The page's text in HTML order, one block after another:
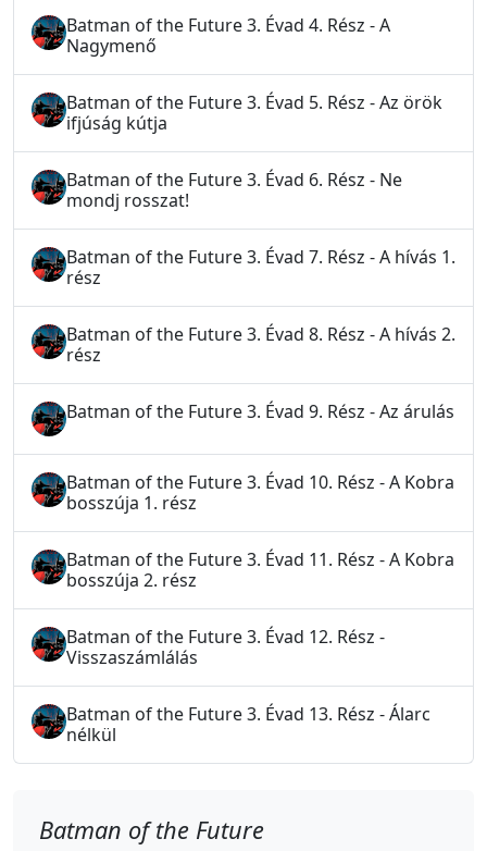
Batman of the Future 3. Évad 4. Rész - A
Nagymenő
Batman of the Future 3. Évad 5. Rész - Az örök
ifjúság kútja
Batman of the Future 3. Évad 6. Rész - Ne
mondj rosszat!
Batman of the Future 3. Évad 7. Rész - A hívás 1.
rész
Batman of the Future 3. Évad 8. Rész - A hívás 2.
rész
Batman of the Future 3. Évad 9. Rész - Az árulás
Batman of the Future 3. Évad 10. Rész - A Kobra
bosszúja 1. rész
Batman of the Future 3. Évad 11. Rész - A Kobra
bosszúja 2. rész
Batman of the Future 3. Évad 12. Rész -
Visszaszámlálás
Batman of the Future 3. Évad 13. Rész - Álarc
nélkül
Batman of the Future